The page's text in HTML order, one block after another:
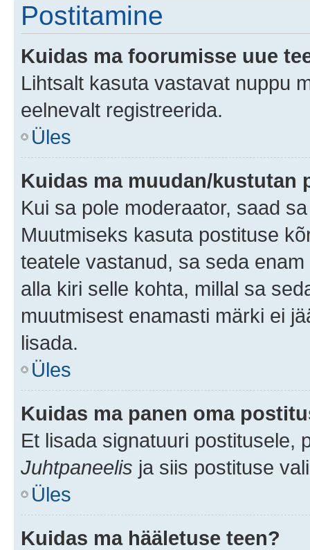
Postitamine
Kuidas ma foorumisse uue
Lihtsalt kasuta vastavat nuppu
eelnevalt registreerida.
Üles
Kuidas ma muudan/kustutan
Kui sa pole moderaator, saad
Muutmiseks kasuta postituse
teatele vastanud, sa seda
alla kiri selle kohta, millal sa
muutmisest enamasti märki ei
lisada.
Üles
Kuidas ma panen oma
Et lisada signatuuri postitusele,
Juhtpaneelis ja siis postituse
Üles
Kuidas ma hääletuse teen?